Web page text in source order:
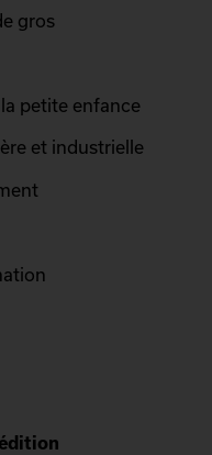
gros
petite enfance
et industrielle